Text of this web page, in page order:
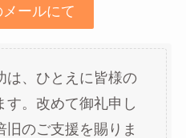
ールにて
は、ひとえに皆様の
す。改めて御礼申し
旧のご支援を賜りま